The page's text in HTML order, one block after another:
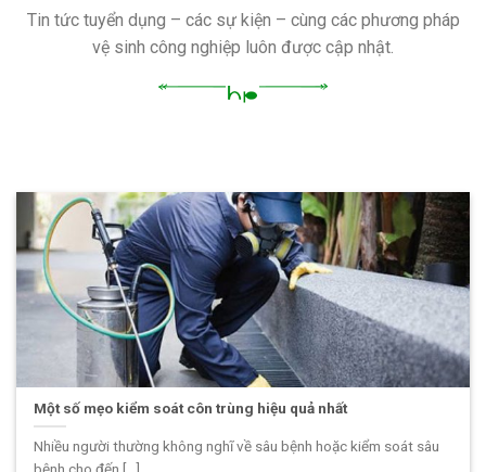
Tin tức tuyển dụng – các sự kiện – cùng các phương pháp
vệ sinh công nghiệp luôn được cập nhật.
Một số mẹo kiểm soát côn trùng hiệu quả nhất
Nhiều người thường không nghĩ về sâu bệnh hoặc kiểm soát sâu